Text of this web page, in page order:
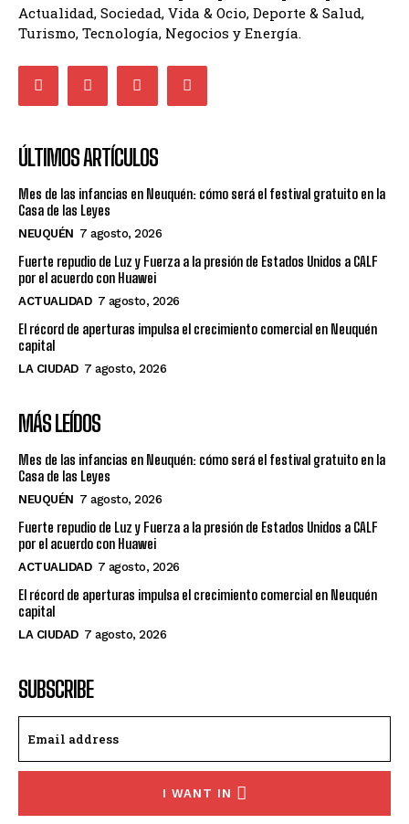
Actualidad, Sociedad, Vida & Ocio, Deporte & Salud,
Turismo, Tecnología, Negocios y Energía.
ÚLTIMOS ARTÍCULOS
Mes de las infancias en Neuquén: cómo será el festival gratuito en la
Casa de las Leyes
NEUQUÉN 7 agosto, 2026
Fuerte repudio de Luz y Fuerza a la presión de Estados Unidos a CALF
por el acuerdo con Huawei
ACTUALIDAD 7 agosto, 2026
El récord de aperturas impulsa el crecimiento comercial en Neuquén
capital
LA CIUDAD 7 agosto, 2026
MÁS LEÍDOS
Mes de las infancias en Neuquén: cómo será el festival gratuito en la
Casa de las Leyes
NEUQUÉN 7 agosto, 2026
Fuerte repudio de Luz y Fuerza a la presión de Estados Unidos a CALF
por el acuerdo con Huawei
ACTUALIDAD 7 agosto, 2026
El récord de aperturas impulsa el crecimiento comercial en Neuquén
capital
LA CIUDAD 7 agosto, 2026
SUBSCRIBE
I WANT IN